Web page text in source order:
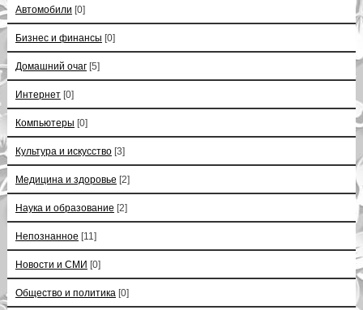
Автомобили [0]
Бизнес и финансы [0]
Домашний очаг [5]
Интернет [0]
Компьютеры [0]
Культура и искусство [3]
Медицина и здоровье [2]
Наука и образование [2]
Непознанное [11]
Новости и СМИ [0]
Общество и политика [0]